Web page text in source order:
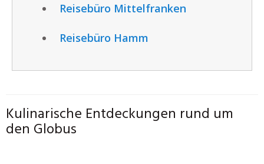
Reisebüro Mittelfranken
Reisebüro Hamm
Kulinarische Entdeckungen rund um
den Globus